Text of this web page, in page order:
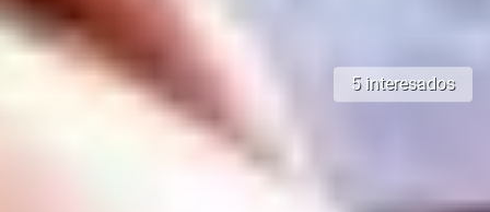
5 interesados